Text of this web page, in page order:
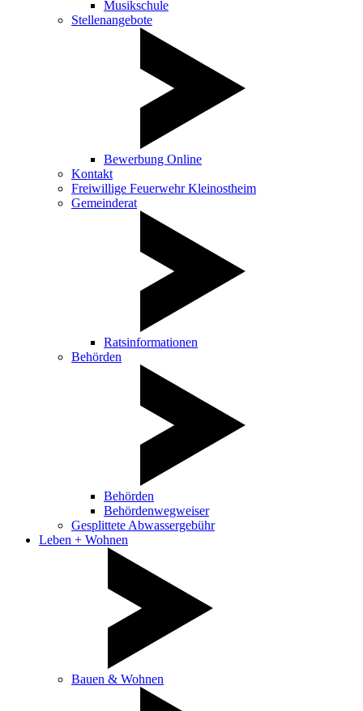
Musikschule
Stellenangebote
Bewerbung Online
Kontakt
Freiwillige Feuerwehr Kleinostheim
Gemeinderat
Ratsinformationen
Behörden
Behörden
Behördenwegweiser
Gesplittete Abwassergebühr
Leben + Wohnen
Bauen & Wohnen